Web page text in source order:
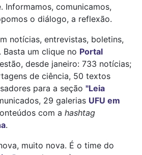
Informamos, comunicamos,
o diálogo, a reflexão.
notícias, entrevistas, boletins,
Basta um clique no Portal
desde janeiro: 733 notícias;
de ciência, 50 textos
para a seção "Leia
29 galerias UFU em
com a hashtag
.
muito nova. É o time do